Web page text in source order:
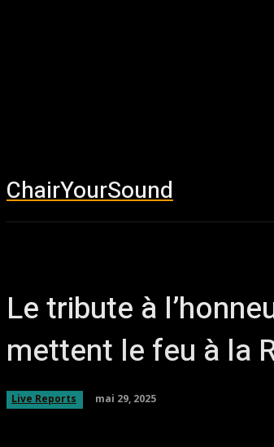
ChairYourSound
Le tribute à
mettent le feu à la
Live Reports mai 29, 2025